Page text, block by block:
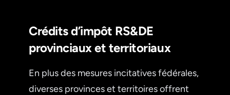
Crédits d’impôt RS&DE
provinciaux et territoriaux
En plus des mesures incitatives fédérales,
diverses provinces et territoires offrent